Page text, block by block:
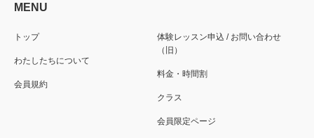
MENU
トップ
わたしたちについて
会員規約
体験レッスン申込 / お問い合わせ
（旧）
料金・時間割
クラス
会員限定ページ